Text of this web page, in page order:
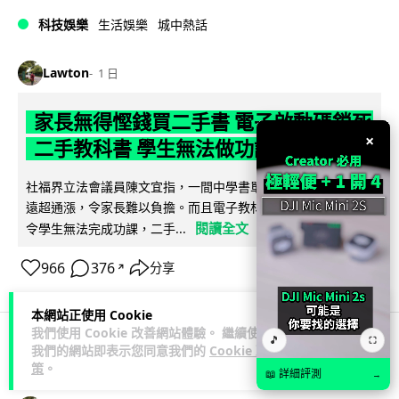
本網站正使用 Cookie
我們使用 Cookie 改善網站體驗。 繼續使用
我們的網站即表示您同意我們的 Cookie 政
策 。
科技娛樂 生活娛樂 城中熱話
Lawton 1 日
家長無得慳錢買二手書 電子啟動碼鎖死
二手教科書 學生無法做功課
社福界立法會議員陳文宜指，一間中學書單價錢按年加 14.7%
遠超通漲，令家長難以負擔。而且電子教材啟動碼這項設計，
令學生無法完成功課，二手...
閱讀全文
966 376 ↗ 分享
科技娛樂 遊戲情報
×
🎵 ⛶
📖 詳細評測 →